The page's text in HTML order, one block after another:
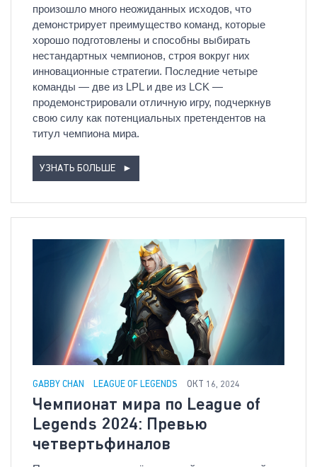
произошло много неожиданных исходов, что
демонстрирует преимущество команд, которые
хорошо подготовлены и способны выбирать
нестандартных чемпионов, строя вокруг них
инновационные стратегии. Последние четыре
команды — две из LPL и две из LCK —
продемонстрировали отличную игру, подчеркнув
свою силу как потенциальных претендентов на
титул чемпиона мира.
УЗНАТЬ БОЛЬШЕ ►
GABBY CHAN LEAGUE OF LEGENDS ОКТ 16, 2024
Чемпионат мира по League of
Legends 2024: Превью
четвертьфиналов